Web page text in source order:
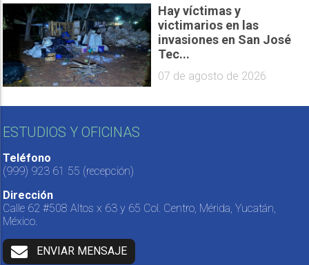
Hay víctimas y
victimarios en las
invasiones en San José
Tec...
07 de agosto de 2026
ESTUDIOS Y OFICINAS
Teléfono
(999) 923 61 55 (recepción)
Dirección
Calle 62 #508 Altos x 63 y 65 Col. Centro, Mérida, Yucatán,
México.
ENVIAR MENSAJE